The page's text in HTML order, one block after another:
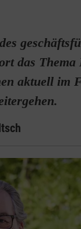
das
aktuell im